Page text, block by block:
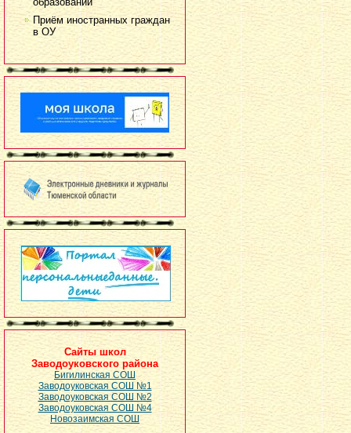
Приём иностранных граждан
в ОУ
Сайты школ
Заводоуковского района
Бигилинская СОШ
Заводоуковская СОШ №1
Заводоуковская СОШ №2
Заводоуковская СОШ №4
Новозаимская СОШ